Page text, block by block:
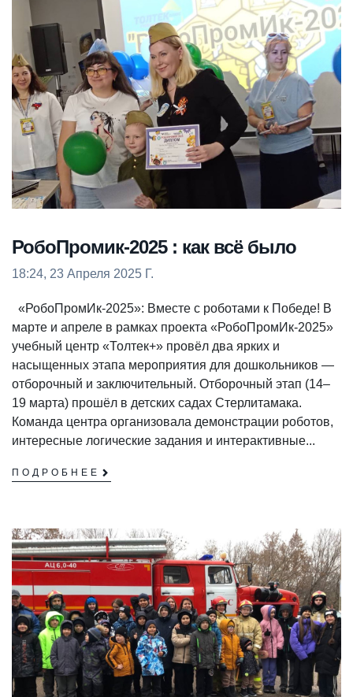
РобоПромик-2025 : как всё было
18:24, 23 Апреля 2025 Г.
«РобоПромИк-2025»: Вместе с роботами к Победе! В
марте и апреле в рамках проекта «РобоПромИк-2025»
учебный центр «Толтек+» провёл два ярких и
насыщенных этапа мероприятия для дошкольников —
отборочный и заключительный. Отборочный этап (14–
19 марта) прошёл в детских садах Стерлитамака.
Команда центра организовала демонстрации роботов,
интересные логические задания и интерактивные...
ПОДРОБНЕЕ